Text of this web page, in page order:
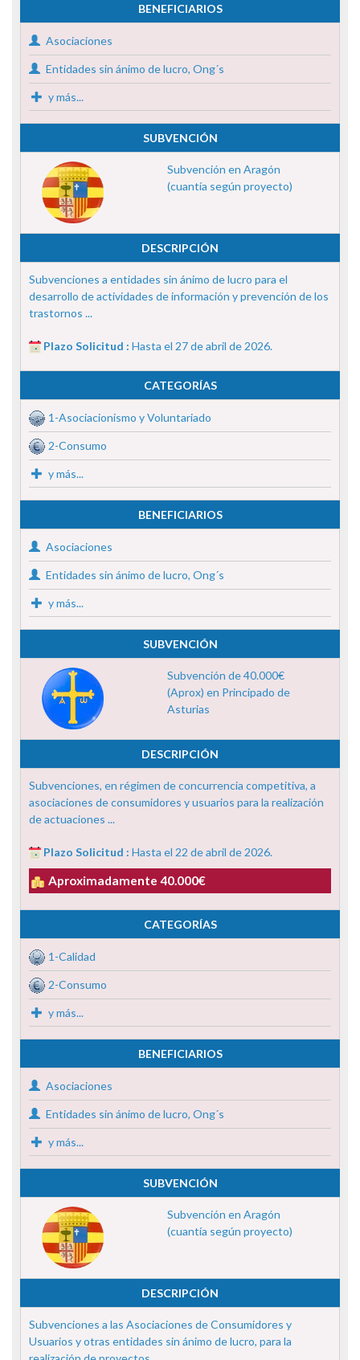
BENEFICIARIOS
Asociaciones
Entidades sin ánimo de lucro, Ong´s
y más...
SUBVENCIÓN
Subvención en Aragón
(cuantía según proyecto)
DESCRIPCIÓN
Subvenciones a entidades sin ánimo de lucro para el
desarrollo de actividades de información y prevención de los
trastornos ...
Plazo Solicitud : Hasta el 27 de abril de 2026.
CATEGORÍAS
1-Asociacionismo y Voluntariado
2-Consumo
y más...
BENEFICIARIOS
Asociaciones
Entidades sin ánimo de lucro, Ong´s
y más...
SUBVENCIÓN
Subvención de 40.000€
(Aprox) en Principado de
Asturias
DESCRIPCIÓN
Subvenciones, en régimen de concurrencia competitiva, a
asociaciones de consumidores y usuarios para la realización
de actuaciones ...
Plazo Solicitud : Hasta el 22 de abril de 2026.
Aproximadamente 40.000€
CATEGORÍAS
1-Calidad
2-Consumo
y más...
BENEFICIARIOS
Asociaciones
Entidades sin ánimo de lucro, Ong´s
y más...
SUBVENCIÓN
Subvención en Aragón
(cuantía según proyecto)
DESCRIPCIÓN
Subvenciones a las Asociaciones de Consumidores y
Usuarios y otras entidades sin ánimo de lucro, para la